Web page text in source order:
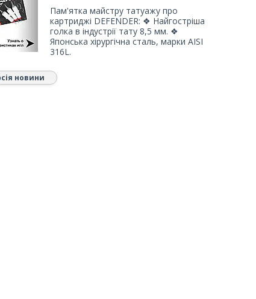
Пам'ятка майстру татуажу про
картриджі DEFENDER: ❖ Найгостріша
голка в індустрії тату 8,5 мм. ❖
Японська хірургічна сталь, марки AISI
316L.
новини